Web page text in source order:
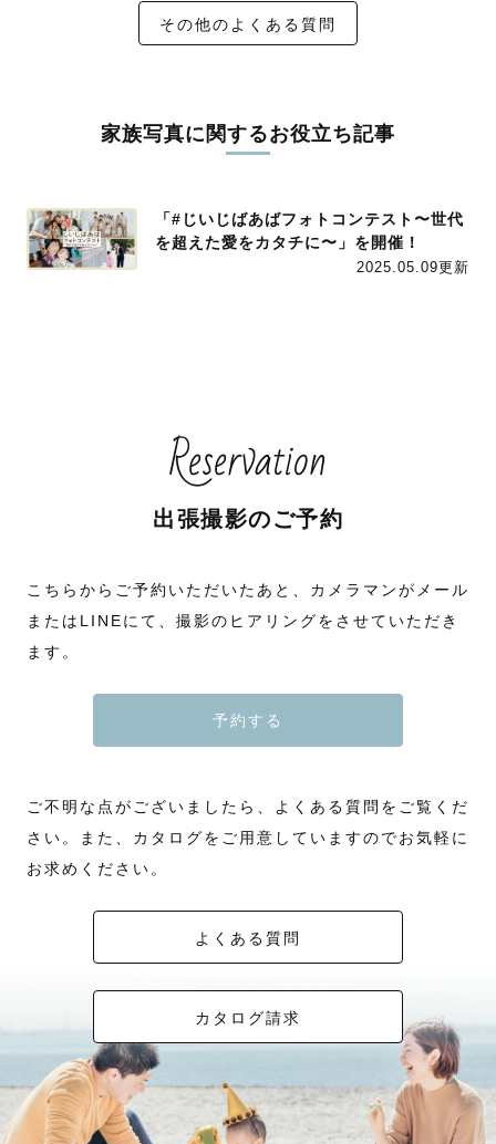
その他のよくある質問
家族写真に関するお役立ち記事
「#じいじばあばフォトコンテスト〜世代
を超えた愛をカタチに〜」を開催！
2025.05.09更新
Reservation
出張撮影のご予約
こちらからご予約いただいたあと、カメラマンがメール
またはLINEにて、撮影のヒアリングをさせていただき
ます。
予約する
ご不明な点がございましたら、よくある質問をご覧くだ
さい。また、カタログをご用意していますのでお気軽に
お求めください。
よくある質問
カタログ請求